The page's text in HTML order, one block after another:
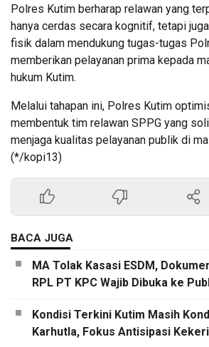
Polres Kutim berharap relawan yang
hanya cerdas secara kognitif, tetapi
fisik dalam mendukung tugas-tugas
memberikan pelayanan prima kepada
hukum Kutim.
Melalui tahapan ini, Polres Kutim
membentuk tim relawan SPPG yang
menjaga kualitas pelayanan publik di
(*/kopi13)
BACA JUGA
MA Tolak Kasasi ESDM,
RPL PT KPC Wajib Dibuka ke
Kondisi Terkini Kutim Masih
Karhutla, Fokus Antisipasi